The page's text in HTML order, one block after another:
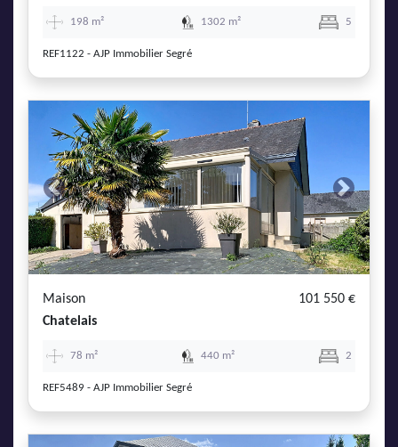
198 m² 1302 m² 5
REF1122 - AJP Immobilier Segré
Previous Next
Maison
101 550 €
Chatelais
78 m² 440 m² 2
REF5489 - AJP Immobilier Segré